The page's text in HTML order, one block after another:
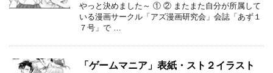
やっと決めました～ ① ② またまた自分が所属して
いる漫画サークル「アズ漫画研究会」会誌「あず１
７号」で …
「ゲームマニア」表紙・スト２イラスト